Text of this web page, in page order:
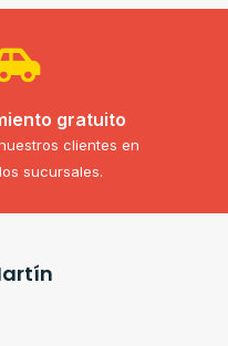
gratuito
clientes en
sucursales.